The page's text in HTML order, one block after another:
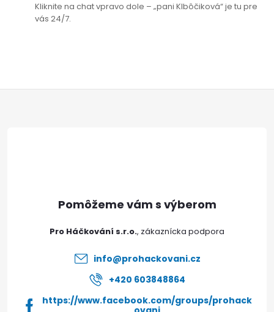
Kliknite na chat vpravo dole – „pani Klbôčiková“ je tu pre
vás 24/7.
Pro Háčkování s.r.o.
info@prohackovani.cz
+420 603848864
https://www.facebook.com/groups/prohack